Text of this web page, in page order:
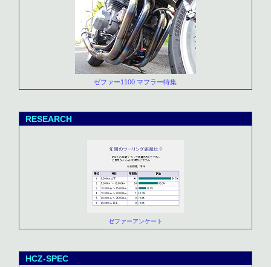
ゼファー1100 マフラー特集
RESEARCH
ゼファーアンケート
HCZ-SPEC